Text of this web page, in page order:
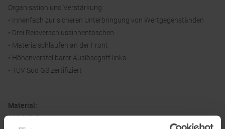
Organisation und Verstärkung
• Innenfach zur sicheren Unterbringung von Wertgegenständen
• Drei Reisverschlussinnentaschen
• Materialschlaufen an der Front
• Höhenverstellbarer Auslösegriff links
• TÜV Süd GS zertifiziert
Material:
100 % Polyester